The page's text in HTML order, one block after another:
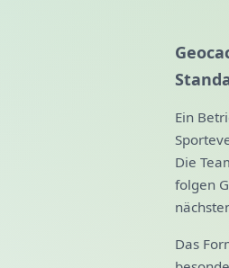
Ein
Die
folgen
Das